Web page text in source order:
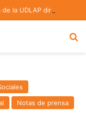
Notas de prensa